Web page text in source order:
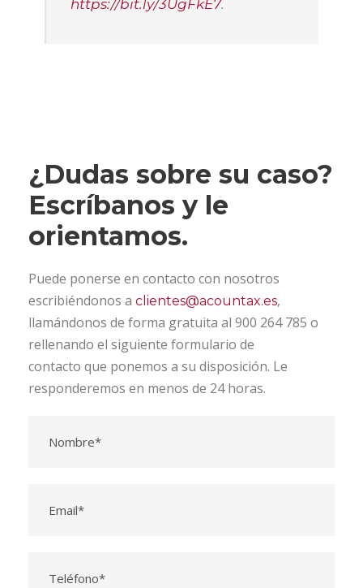
https://bit.ly/3UgFkE7.
¿Dudas sobre su caso?
Escríbanos y le
orientamos.
Puede ponerse en contacto con nosotros
escribiéndonos a clientes@acountax.es,
llamándonos de forma gratuita al 900 264 785 o
rellenando el siguiente formulario de
contacto que ponemos a su disposición. Le
responderemos en menos de 24 horas.